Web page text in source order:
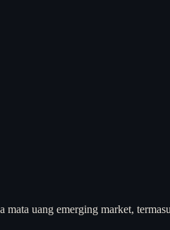
uang emerging market,